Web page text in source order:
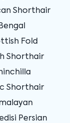
Shorthair
Bengal
Fold
Shorthair
Shorthair
Persian